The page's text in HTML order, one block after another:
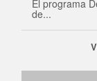
El programa
de...